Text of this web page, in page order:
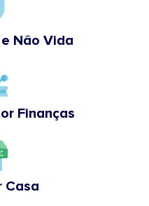
Não Vida
Finanças
Casa